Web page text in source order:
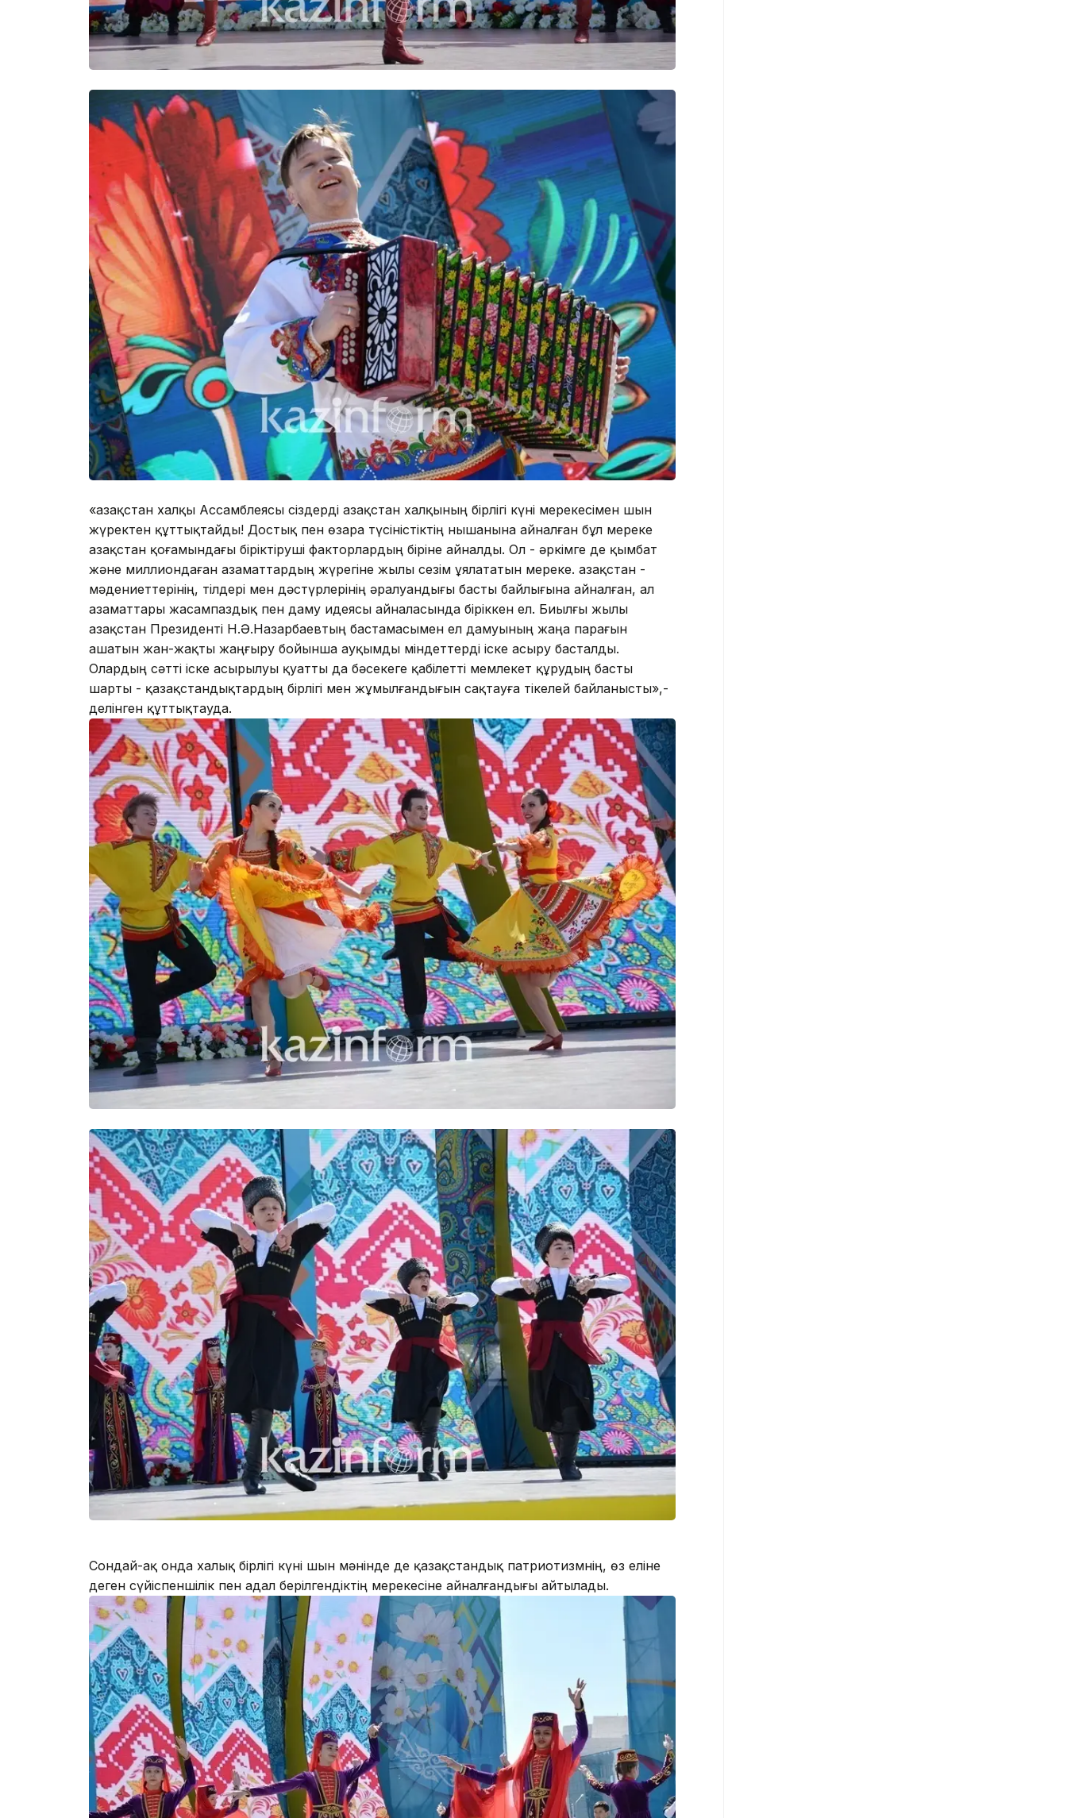
«Қазақстан халқы Ассамблеясы сіздерді Қазақстан халқының бірлігі күні мерекесімен шын
жүректен құттықтайды! Достық пен өзара түсіністіктің нышанына айналған бұл мереке
Қазақстан қоғамындағы біріктіруші факторлардың біріне айналды. Ол - әркімге де қымбат
және миллиондаған азаматтардың жүрегіне жылы сезім ұялататын мереке. Қазақстан -
мәдениеттерінің, тілдері мен дәстүрлерінің әралуандығы басты байлығына айналған, ал
азаматтары жасампаздық пен даму идеясы айналасында біріккен ел. Биылғы жылы
Қазақстан Президенті Н.Ә.Назарбаевтың бастамасымен ел дамуының жаңа парағын
ашатын жан-жақты жаңғыру бойынша ауқымды міндеттерді іске асыру басталды.
Олардың сәтті іске асырылуы қуатты да бәсекеге қабілетті мемлекет құрудың басты
шарты - қазақстандықтардың бірлігі мен жұмылғандығын сақтауға тікелей байланысты»,-
делінген құттықтауда.
Сондай-ақ онда халық бірлігі күні шын мәнінде де қазақстандық патриотизмнің, өз еліне
деген сүйіспеншілік пен адал берілгендіктің мерекесіне айналғандығы айтылады.